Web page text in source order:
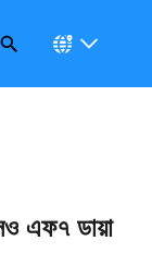
এফ৭ ডায়া